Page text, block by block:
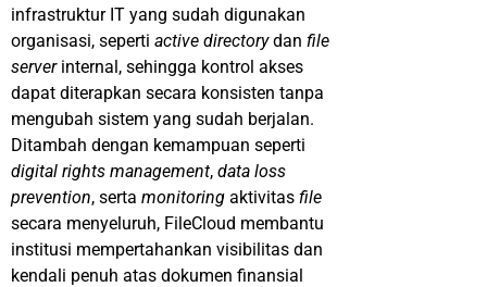
infrastruktur IT yang sudah digunakan
organisasi, seperti active directorydan file
serverinternal, sehingga kontrol akses
dapat diterapkan secara konsisten tanpa
mengubah sistem yang sudah berjalan.
Ditambah dengan kemampuan seperti
digital rights management, data loss
prevention, serta monitoring aktivitas file
secara menyeluruh, FileCloud membantu
institusi mempertahankan visibilitas dan
kendali penuh atas dokumen finansial